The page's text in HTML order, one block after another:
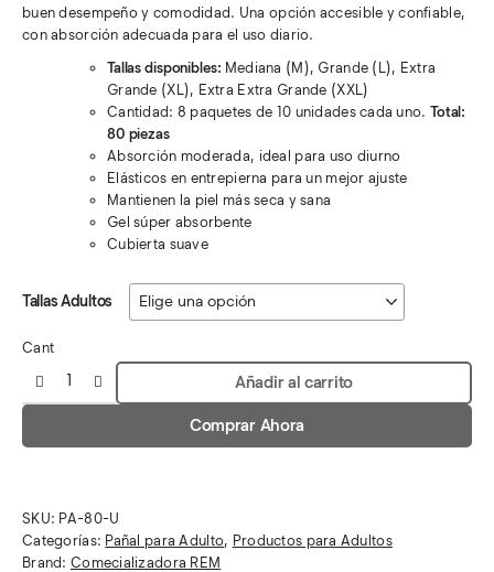
buen desempeño y comodidad. Una opción accesible y confiable,
con absorción adecuada para el uso diario.
Tallas disponibles: Mediana (M), Grande (L), Extra
Grande (XL), Extra Extra Grande (XXL)
Cantidad: 8 paquetes de 10 unidades cada uno. Total:
80 piezas
Absorción moderada, ideal para uso diurno
Elásticos en entrepierna para un mejor ajuste
Mantienen la piel más seca y sana
Gel súper absorbente
Cubierta suave
Tallas Adultos
Cant
Añadir al carrito
Comprar Ahora
SKU: PA-80-U
Categorías: Pañal para Adulto, Productos para Adultos
Brand: Comecializadora REM